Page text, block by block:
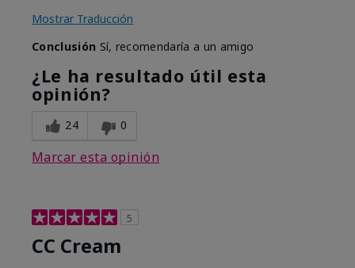
Mostrar Traducción
Conclusión Sí, recomendaría a un amigo
¿Le ha resultado útil esta
opinión?
24 0
Marcar esta opinión
5
CC Cream